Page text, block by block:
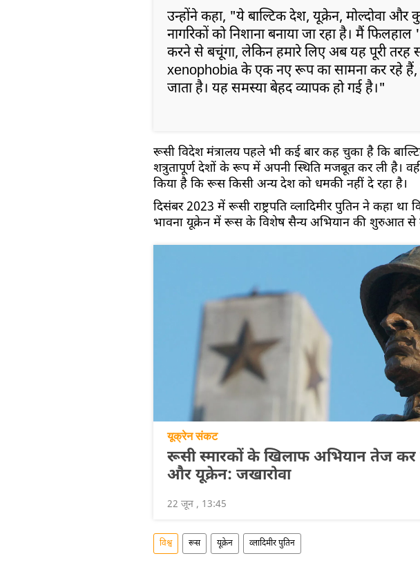
उन्होंने कहा, "ये बाल्टिक देश, यूक्रेन, मोल्दोवा
नागरिकों को निशाना बनाया जा रहा है। मैं
करने से बचूंगा, लेकिन हमारे लिए अब यह पूरी तरह
xenophobia के एक नए रूप का सामना कर रहे
जाता है। यह समस्या बेहद व्यापक हो गई है।"
रूसी विदेश मंत्रालय पहले भी कई बार कह चुका है कि
शत्रुतापूर्ण देशों के रूप में अपनी स्थिति मजबूत कर ली है।
किया है कि रूस किसी अन्य देश को धमकी नहीं दे रहा है।
दिसंबर 2023 में रूसी राष्ट्रपति व्लादिमीर पुतिन ने कहा था
भावना यूक्रेन में रूस के विशेष सैन्य अभियान की शुरुआत से
यूक्रेन संकट
रूसी स्मारकों के खिलाफ अभियान तेज कर
और यूक्रेन: जखारोवा
22 जून , 13:45
विश्व रूस यूक्रेन व्लादिमीर पुतिन